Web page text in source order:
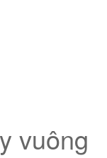
vuông